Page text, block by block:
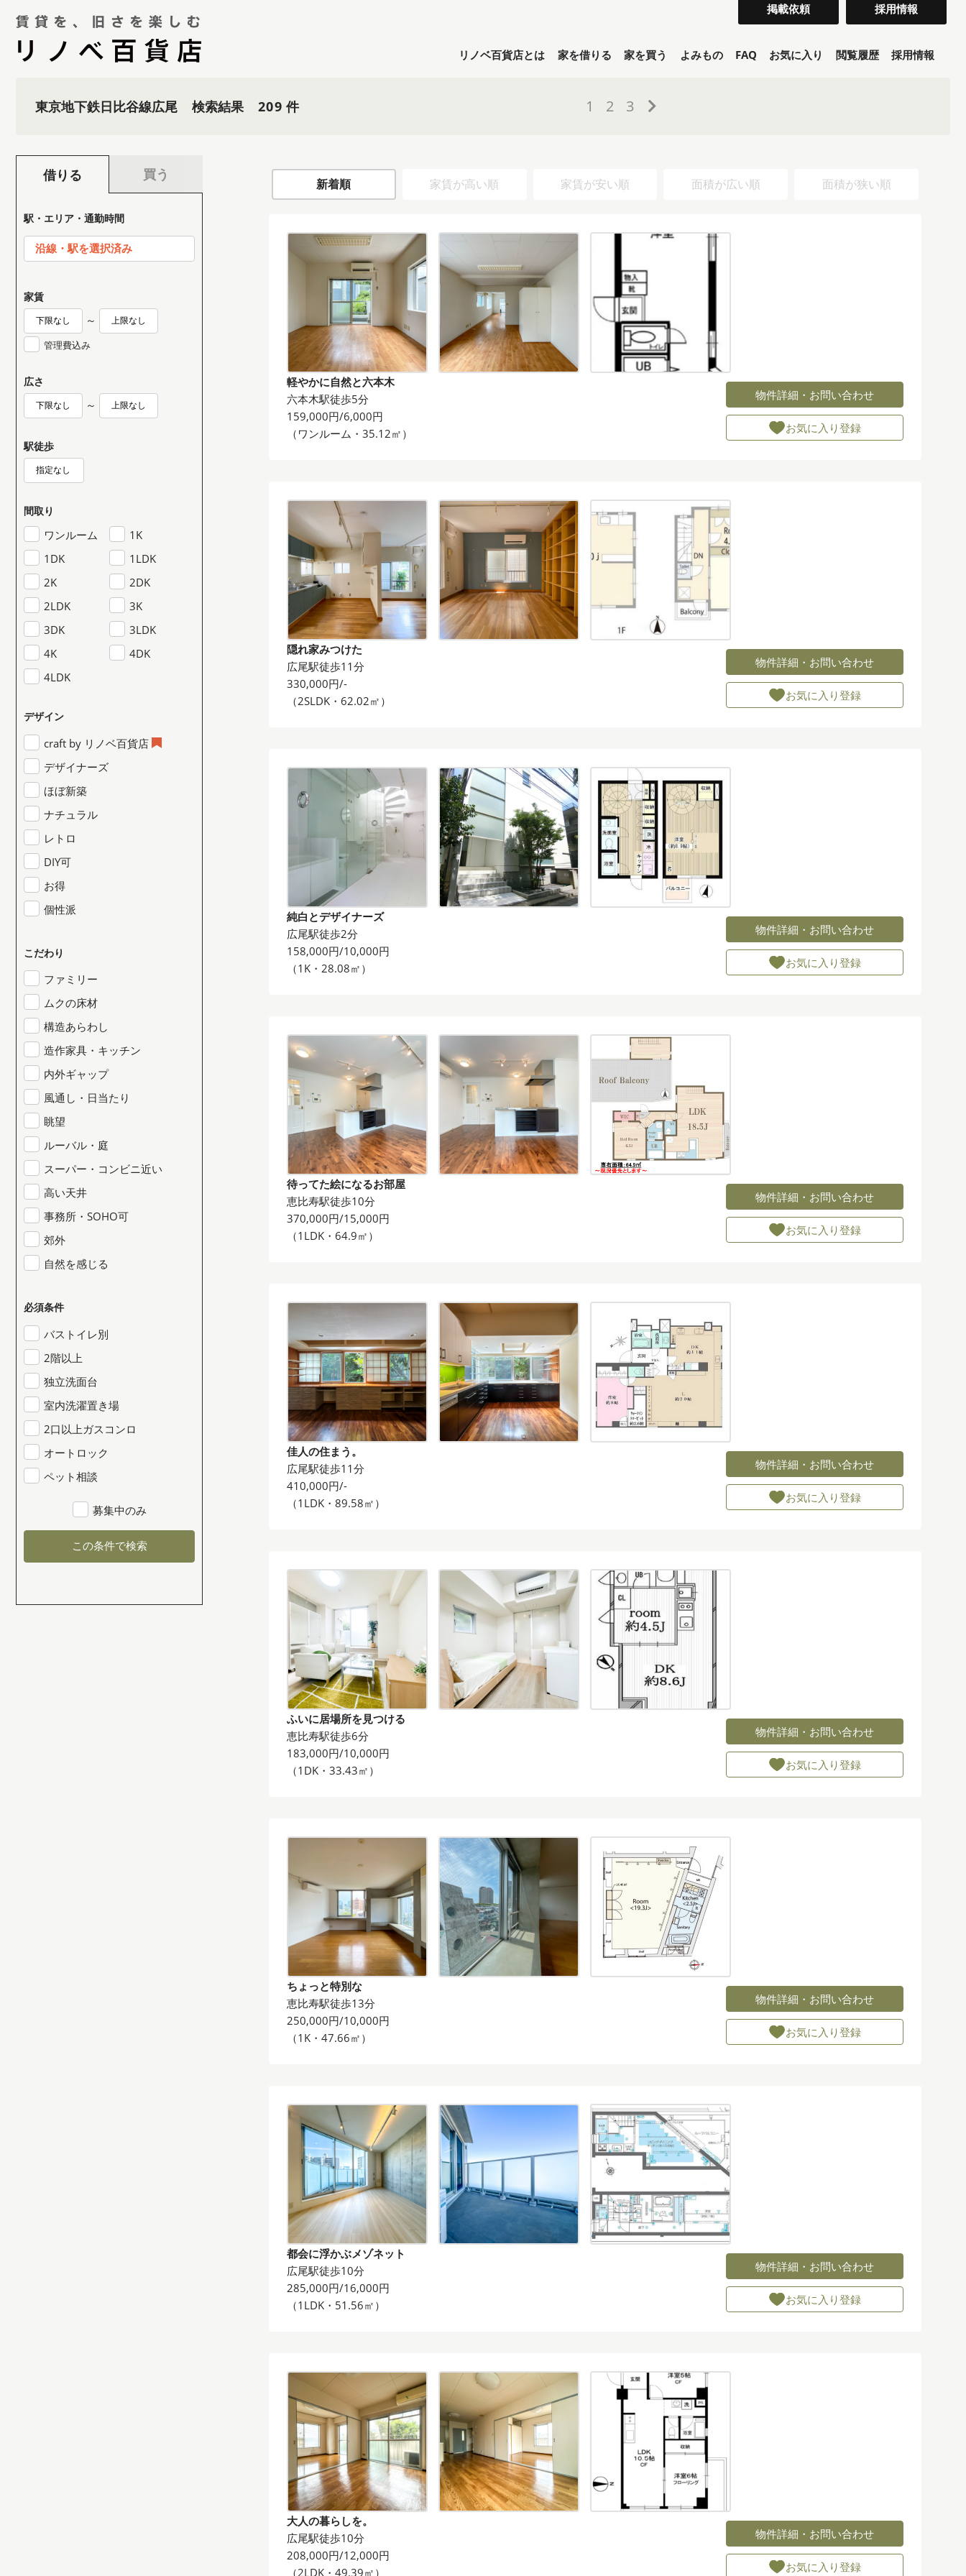
掲載依頼 採用情報
リノベ百貨店とは 家を借りる 家を買う よみもの FAQ お気に入り 閲覧履歴 採用情報
東京地下鉄日比谷線広尾 検索結果 209 1 2 3
借りる 買う
駅・エリア・通勤時間
沿線・駅を選択済み
家賃
～
管理費込み
広さ
～
駅徒歩
間取り
ワンルーム
1K
1DK
1LDK
2K
2DK
2LDK
3K
3DK
3LDK
4K
4DK
4LDK
デザイン
craft by リノベ百貨店
デザイナーズ
ほぼ新築
ナチュラル
レトロ
DIY可
お得
個性派
こだわり
ファミリー
ムクの床材
構造あらわし
造作家具・キッチン
内外ギャップ
風通し・日当たり
眺望
ルーバル・庭
スーパー・コンビニ近い
高い天井
事務所・SOHO可
郊外
自然を感じる
必須条件
バストイレ別
2階以上
独立洗面台
室内洗濯置き場
2口以上ガスコンロ
オートロック
ペット相談
募集中のみ
この条件で検索
新着順 家賃が高い順 家賃が安い順 面積が広い順 面積が狭い順
軽やかに自然と六本木
六本木駅徒歩5分
159,000円/6,000円
（ワンルーム・35.12㎡）
物件詳細・お問い合わせ
お気に入り登録
隠れ家みつけた
広尾駅徒歩11分
330,000円/-
（2SLDK・62.02㎡）
物件詳細・お問い合わせ
お気に入り登録
純白とデザイナーズ
広尾駅徒歩2分
158,000円/10,000円
（1K・28.08㎡）
物件詳細・お問い合わせ
お気に入り登録
待ってた絵になるお部屋
恵比寿駅徒歩10分
370,000円/15,000円
（1LDK・64.9㎡）
物件詳細・お問い合わせ
お気に入り登録
佳人の住まう。
広尾駅徒歩11分
410,000円/-
（1LDK・89.58㎡）
物件詳細・お問い合わせ
お気に入り登録
ふいに居場所を見つける
恵比寿駅徒歩6分
183,000円/10,000円
（1DK・33.43㎡）
物件詳細・お問い合わせ
お気に入り登録
ちょっと特別な
恵比寿駅徒歩13分
250,000円/10,000円
（1K・47.66㎡）
物件詳細・お問い合わせ
お気に入り登録
都会に浮かぶメゾネット
広尾駅徒歩10分
285,000円/16,000円
（1LDK・51.56㎡）
物件詳細・お問い合わせ
お気に入り登録
大人の暮らしを。
広尾駅徒歩10分
208,000円/12,000円
（2LDK・49.39㎡）
物件詳細・お問い合わせ
お気に入り登録